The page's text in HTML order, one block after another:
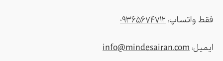
فقط واتساپ: 09365674712
ایمیل: info@mindesairan.com